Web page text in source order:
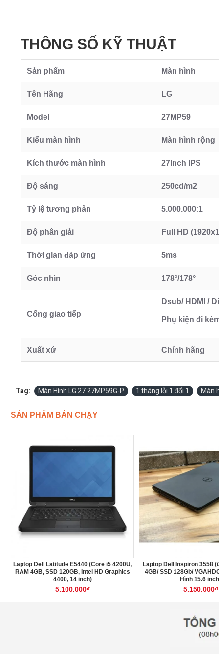
THÔNG SỐ KỸ THUẬT
Sản phẩm Màn hình
Tên Hãng LG
Model 27MP59
Kiểu màn hình Màn hình rộng
Kích thước màn hình 27Inch IPS
Độ sáng 250cd/m2
Tỷ lệ tương phản 5.000.000:1
Độ phân giải Full HD
Thời gian đáp ứng 5ms
Góc nhìn 178°/178°
Cổng giao tiếp
Dsub/ HDMI /
Phụ kiện đi
Xuất xứ Chính hãng
Tag: Màn Hình LG 27 27MP59G-P 1 tháng lỗi 1 đổi 1 Màn
SẢN PHẨM BÁN CHẠY
Bộ máy máy tính H110\i7.6700\Ram8Gb\
SSD256GB\Man hinh 20inh
5.650.000₫
Nguồn Xigmatek II X650
850.000₫